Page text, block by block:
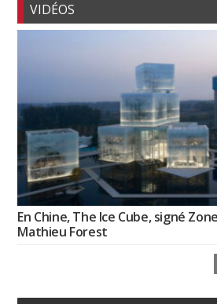
VIDÉOS
En Chine, The Ice Cube, signé
Mathieu Forest